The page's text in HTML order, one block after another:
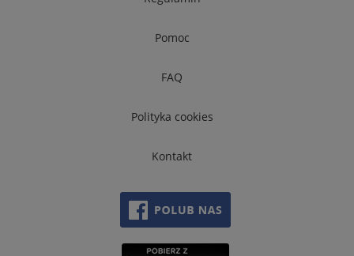
Pomoc
FAQ
Polityka cookies
Kontakt